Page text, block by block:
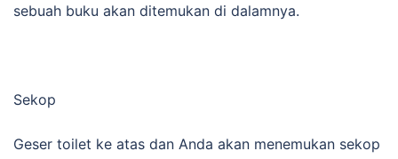
sebuah buku akan ditemukan di dalamnya.
Sekop
Geser toilet ke atas dan Anda akan menemukan sekop